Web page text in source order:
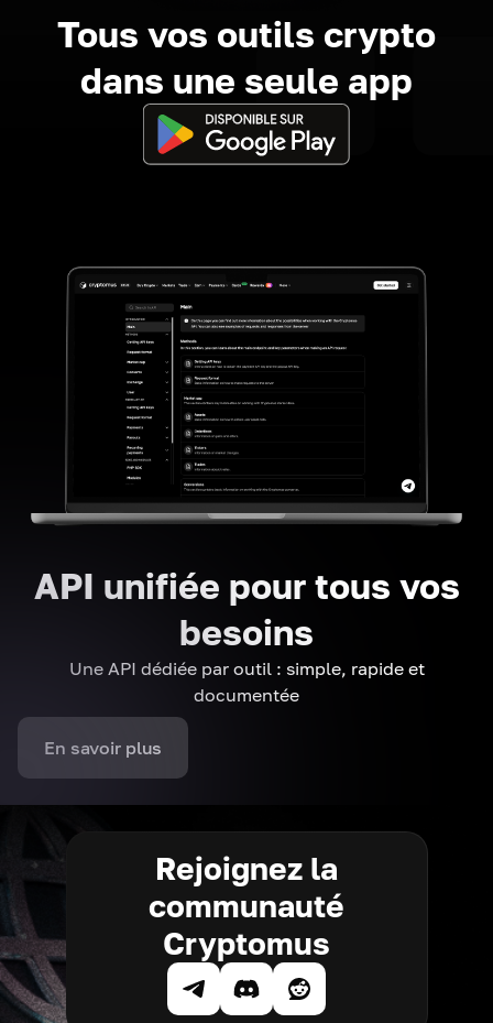
Tous vos outils crypto
dans une seule app
API unifiée pour tous vos
besoins
Une API dédiée par outil : simple, rapide et
documentée
En savoir plus
Rejoignez la
communauté
Cryptomus